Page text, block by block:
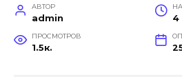
АВТОР
admin 4
ПРОСМОТРОВ
1.5к.